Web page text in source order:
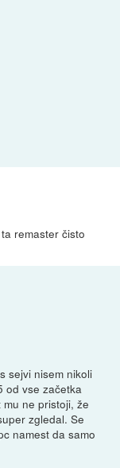
remaster čisto
sejvi nisem nikoli
od vse začetka
ne pristoji, že
zgledal. Se
namest da samo